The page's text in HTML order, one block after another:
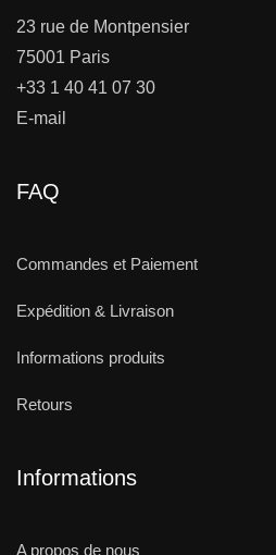
23 rue de Montpensier
75001 Paris
+33 1 40 41 07 30
E-mail
FAQ
Commandes et Paiement
Expédition & Livraison
Informations produits
Retours
Informations
A propos de nous